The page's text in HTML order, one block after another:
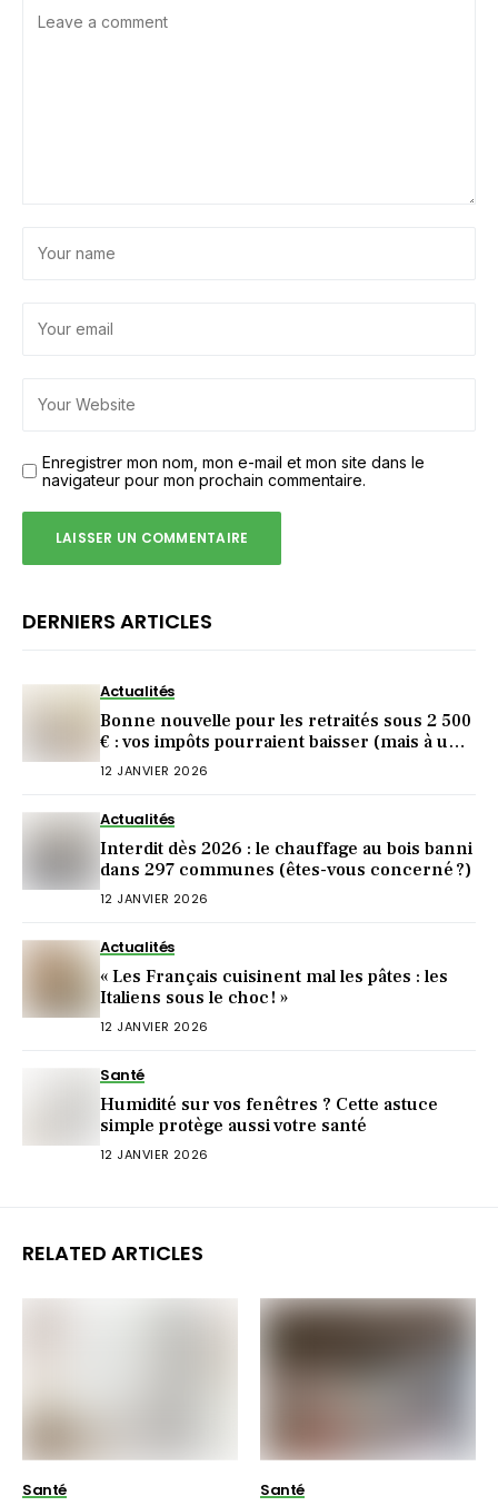
Enregistrer mon nom, mon e-mail et mon site dans le
navigateur pour mon prochain commentaire.
DERNIERS ARTICLES
Actualités
Bonne nouvelle pour les retraités sous 2 500
€ : vos impôts pourraient baisser (mais à une
condition)
12 JANVIER 2026
Actualités
Interdit dès 2026 : le chauffage au bois banni
dans 297 communes (êtes-vous concerné ?)
12 JANVIER 2026
Actualités
« Les Français cuisinent mal les pâtes : les
Italiens sous le choc ! »
12 JANVIER 2026
Santé
Humidité sur vos fenêtres ? Cette astuce
simple protège aussi votre santé
12 JANVIER 2026
RELATED ARTICLES
Santé Santé